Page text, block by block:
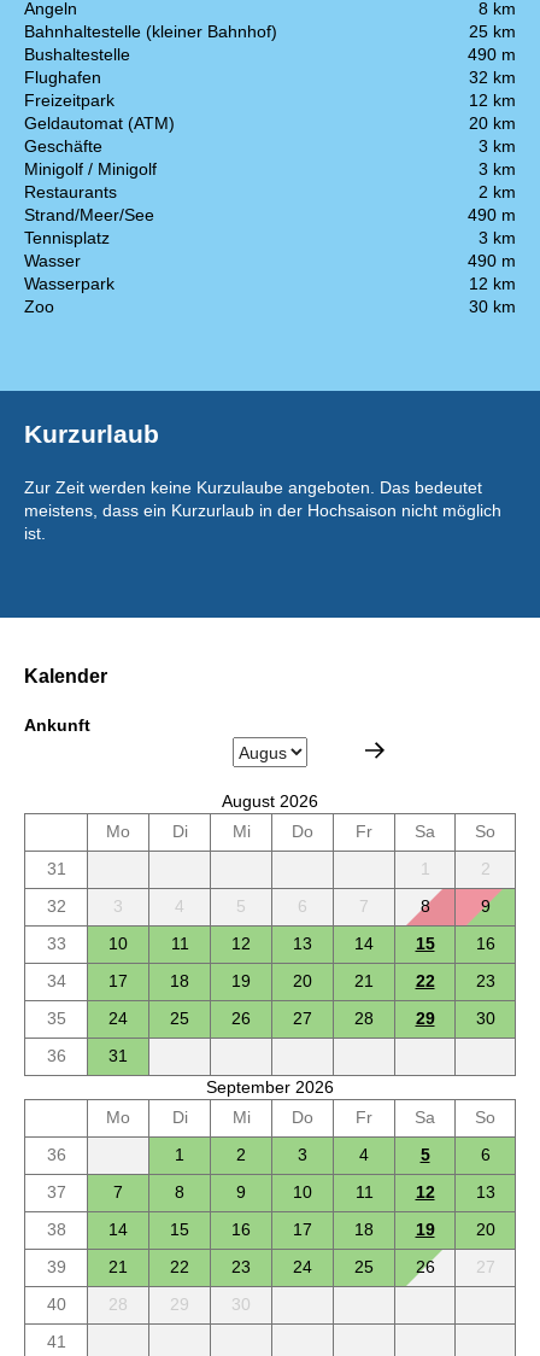
Angeln
8 km
Bahnhaltestelle (kleiner Bahnhof)
25 km
Bushaltestelle
490 m
Flughafen
32 km
Freizeitpark
12 km
Geldautomat (ATM)
20 km
Geschäfte
3 km
Minigolf / Minigolf
3 km
Restaurants
2 km
Strand/Meer/See
490 m
Tennisplatz
3 km
Wasser
490 m
Wasserpark
12 km
Zoo
30 km
Kurzurlaub
Zur Zeit werden keine Kurzulaube angeboten. Das bedeutet
meistens, dass ein Kurzurlaub in der Hochsaison nicht möglich
ist.
Kalender
Ankunft
August 2026
Mo
Di Mi Do Fr Sa
So
31
1
2
32
3 4 5 6 7 8
9
33
10 11 12 13 14 15
16
34
17 18 19 20 21 22
23
35
24 25 26 27 28 29
30
36
31
September 2026
Mo
Di Mi Do Fr Sa
So
36
1 2 3 4 5
6
37
7 8 9 10 11 12
13
38
14 15 16 17 18 19
20
39
21 22 23 24 25 26
27
40
28 29
30
41